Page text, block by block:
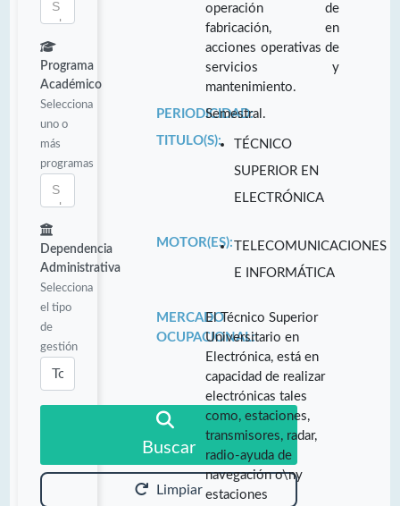
Programa
Académico
Selecciona
uno o
más
programas
Dependencia
Administrativa
Selecciona
el tipo
de
gestión
Buscar
Limpiar
operación de
fabricación, en
acciones operativas de
servicios y
mantenimiento.
PERIODICIDAD:
Semestral.
TITULO(S):
TÉCNICO
SUPERIOR EN
ELECTRÓNICA
MOTOR(ES):TELECOMUNICACIONES
E INFORMÁTICA
MERCADO
OCUPACIONAL:
El Técnico Superior
Universitario en
Electrónica, está en
capacidad de realizar
electrónicas tales
como, estaciones,
transmisores, radar,
radio-ayuda de
navegación o\ny
estaciones